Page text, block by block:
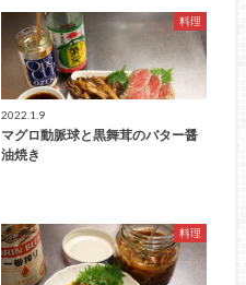
料理
2022.1.9
マグロ動脈球と黒舞茸のバター醤
油焼き
料理